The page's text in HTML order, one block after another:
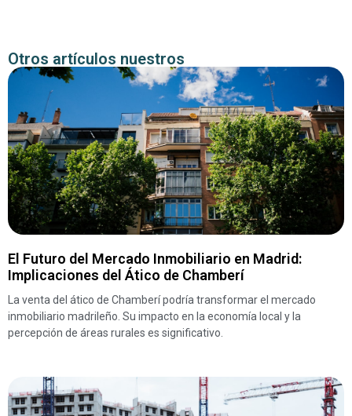
Otros artículos nuestros
El Futuro del Mercado Inmobiliario en Madrid:
Implicaciones del Ático de Chamberí
La venta del ático de Chamberí podría transformar el mercado
inmobiliario madrileño. Su impacto en la economía local y la
percepción de áreas rurales es significativo.